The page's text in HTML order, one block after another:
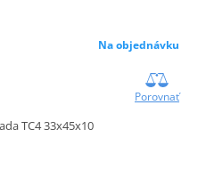
Na objednávku
Porovnať
TC4 33x45x10